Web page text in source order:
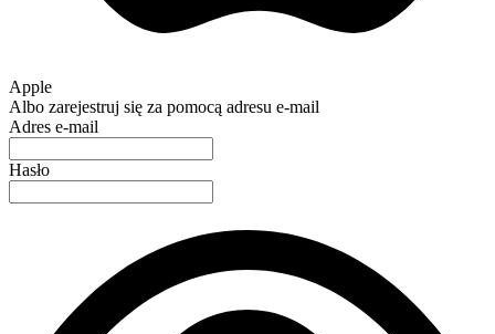
Apple
Albo zarejestruj się za pomocą adresu e-mail
Adres e-mail
Hasło